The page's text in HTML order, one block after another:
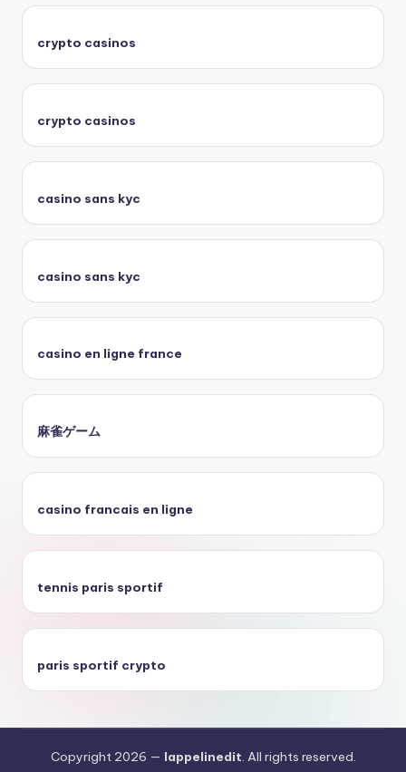
crypto casinos
crypto casinos
casino sans kyc
casino sans kyc
casino en ligne france
麻雀ゲーム
casino francais en ligne
tennis paris sportif
paris sportif crypto
Copyright 2026 — lappelinedit. All rights reserved.